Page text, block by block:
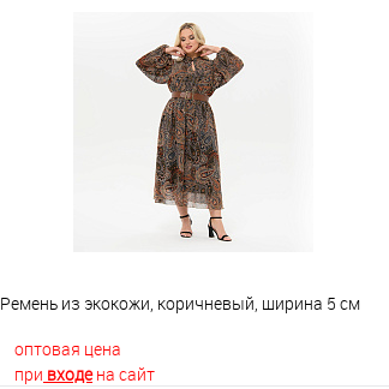
Ремень из экокожи, коричневый, ширина 5 см
оптовая цена
при входена сайт